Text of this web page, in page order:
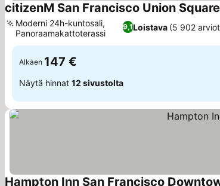
citizenM San Francisco Union Square
9,1Loistava (5 902
Moderni 24h-kuntosali,
Panoraamakattoterassi
Alkaen 147 €
Näytä hinnat 12 sivustolta
Hampton Inn San Francisco